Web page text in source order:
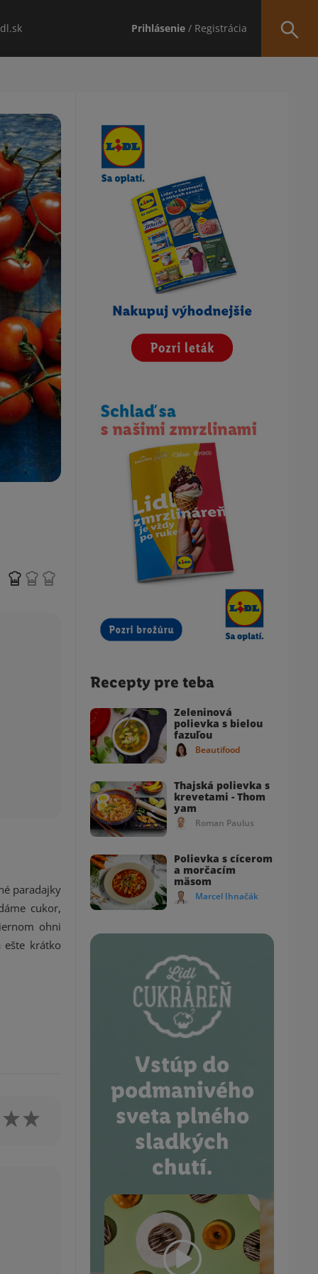
Prihlásenie / Registrácia
paradajky
cukor,
ohni
krátko
Obsah bočného panela
Recepty pre teba
Zeleninová
polievka s bielou
fazuľou
Beautifood
Thajská polievka s
krevetami - Thom
yam
Roman Paulus
Polievka s cícerom
a morčacím
mäsom
Marcel Ihnačák
Vstúp do
podmanivého
sveta plného
sladkých
chutí.